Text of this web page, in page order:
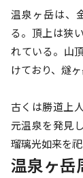
温泉ヶ岳は、
る。頂上は狭
れている。山
けており、燧
古くは勝道上
元温泉を発見
瑠璃光如来を
温泉ヶ岳